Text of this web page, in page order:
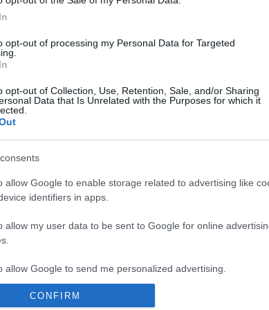
opt-out of processing my Personal Data for Targeted
opt-out of Collection, Use, Retention, Sale, and/or Sharing
Data that Is Unrelated with the Purposes for which it
allow Google to enable storage related to advertising like
identifiers in apps.
allow my user data to be sent to Google for online
allow Google to send me personalized advertising.
allow Google to enable storage related to analytics like
CONFIRM
Budapesten, a Pesti Vigadóban mutatkoznak be. A
Minisztériuma támogatásával és a Liszt Ferenc